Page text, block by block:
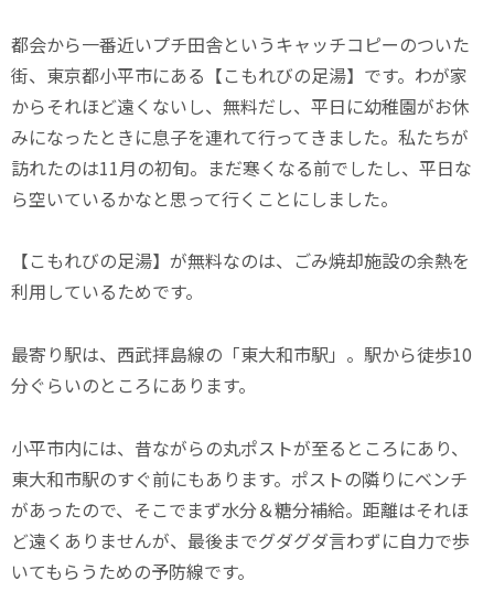
都会から一番近いプチ田舎というキャッチコピーのついた
街、東京都小平市にある【こもれびの足湯】です。わが家
からそれほど遠くないし、無料だし、平日に幼稚園がお休
みになったときに息子を連れて行ってきました。私たちが
訪れたのは11月の初旬。まだ寒くなる前でしたし、平日な
ら空いているかなと思って行くことにしました。
【こもれびの足湯】が無料なのは、ごみ焼却施設の余熱を
利用しているためです。
最寄り駅は、西武拝島線の「東大和市駅」。駅から徒歩10
分ぐらいのところにあります。
小平市内には、昔ながらの丸ポストが至るところにあり、
東大和市駅のすぐ前にもあります。ポストの隣りにベンチ
があったので、そこでまず水分＆糖分補給。距離はそれほ
ど遠くありませんが、最後までグダグダ言わずに自力で歩
いてもらうための予防線です。